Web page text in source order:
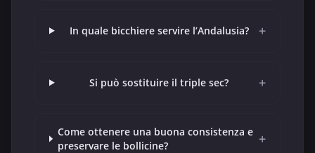
In quale bicchiere servire l’Andalusia? +
Si può sostituire il triple sec? +
Come ottenere una buona consistenza e
preservare le bollicine?
+